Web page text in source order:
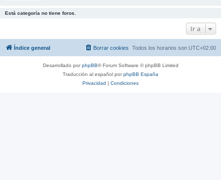
Está categoría no tiene foros.
Ir a
Índice general Todos los horarios son UTC+02:00
Borrar cookies
Desarrollado porphpBB® Forum Software © phpBB Limited
Traducción al español porphpBB España
Privacidad | Condiciones